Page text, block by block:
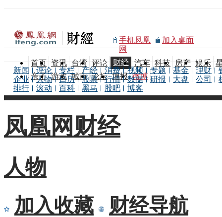
手机凤凰
网
加入桌面
首页 资讯 台湾 评论 财经 汽车 科技 房产 娱乐
亲子 游戏 城市 论坛 博报 微博
新闻 评论 专栏 产经 消费 视频 专题 基金 理财
企业
人物 日历 股票 行情 数据 研报 大盘 公司
排行
滚动 百科 黑马 股吧 博客
凤凰网财经
人物
加入收藏 财经导航